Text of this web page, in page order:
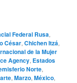
Federal Rusa,
César,Chichen Itzá,
de la Mujer
Agency, Estados
Norte,
,Marzo,México,